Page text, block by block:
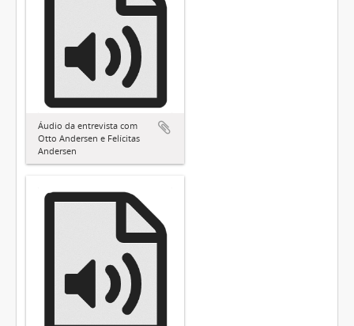
Áudio da entrevista com
Otto Andersen e Felícitas
Andersen